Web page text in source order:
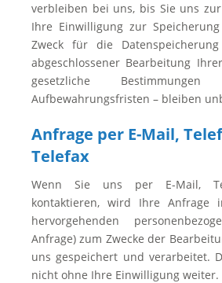
verbleiben bei uns, bis Sie uns
Ihre Einwilligung zur
Zweck für die
abgeschlossener Bearbeitung
gesetzliche
Aufbewahrungsfristen – bleiben
Anfrage per E-Mail,
Telefax
Wenn Sie uns per E-Mail,
kontaktieren, wird Ihre Anfrage
hervorgehenden
Anfrage) zum Zwecke der
uns gespeichert und verarbeitet.
nicht ohne Ihre Einwilligung weiter.